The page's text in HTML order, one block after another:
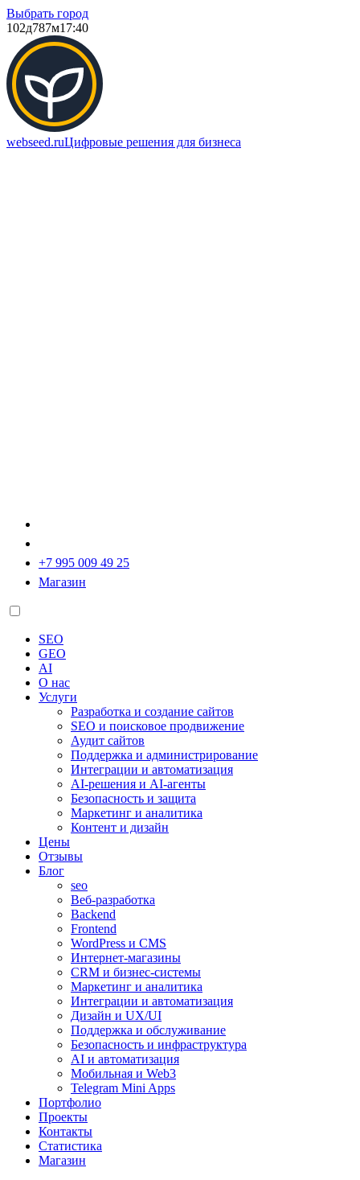
Выбрать город
102д787м17:40
webseed.ruЦифровые решения для бизнеса
+7 995 009 49 25
Магазин
SEO
GEO
AI
О нас
Услуги
Разработка и создание сайтов
SEO и поисковое продвижение
Аудит сайтов
Поддержка и администрирование
Интеграции и автоматизация
AI-решения и AI-агенты
Безопасность и защита
Маркетинг и аналитика
Контент и дизайн
Цены
Отзывы
Блог
seo
Веб-разработка
Backend
Frontend
WordPress и CMS
Интернет-магазины
CRM и бизнес-системы
Маркетинг и аналитика
Интеграции и автоматизация
Дизайн и UX/UI
Поддержка и обслуживание
Безопасность и инфраструктура
AI и автоматизация
Мобильная и Web3
Telegram Mini Apps
Портфолио
Проекты
Контакты
Статистика
Магазин